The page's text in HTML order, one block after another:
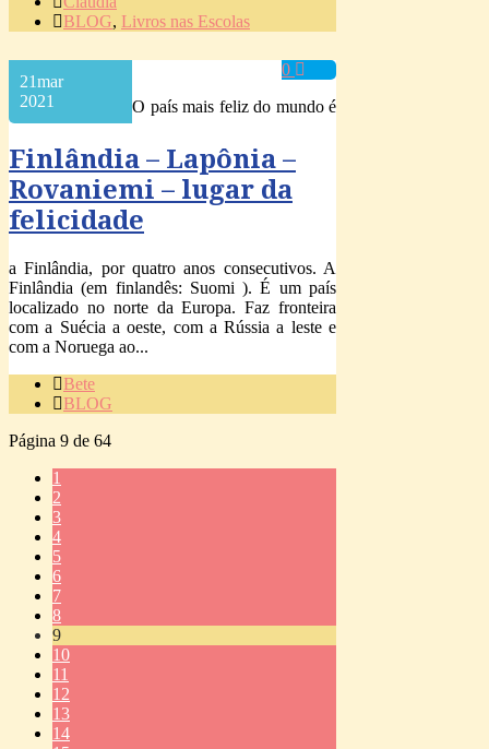
BLOG, Livros nas Escolas
21mar
2021
0
Finlândia – Lapônia –
Rovaniemi – lugar da
felicidade
O país mais feliz do mundo é
a Finlândia, por quatro anos consecutivos. A
Finlândia (em finlandês: Suomi ). É um país
localizado no norte da Europa. Faz fronteira
com a Suécia a oeste, com a Rússia a leste e
com a Noruega ao...
Bete
BLOG
Página 9 de 64
1
2
3
4
5
6
7
8
9
10
11
12
13
14